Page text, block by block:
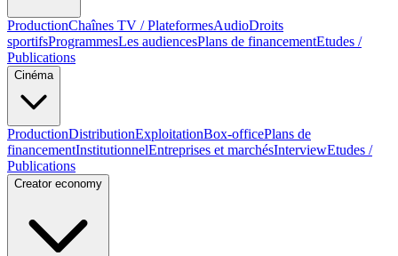
ProductionChaînes TV / PlateformesAudioDroits
sportifsProgrammesLes audiencesPlans de financementEtudes /
Publications
Cinéma
ProductionDistributionExploitationBox-officePlans de
financementInstitutionnelEntreprises et marchésInterviewEtudes /
Publications
Creator economy